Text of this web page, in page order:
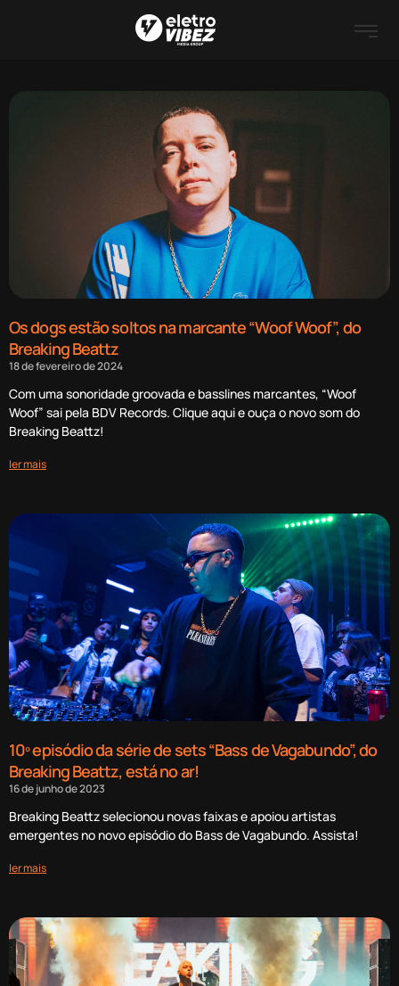
Os dogs estão soltos na marcante “Woof Woof”, do
Breaking Beattz
18 de fevereiro de 2024
Com uma sonoridade groovada e basslines marcantes, “Woof
Woof” sai pela BDV Records. Clique aqui e ouça o novo som do
Breaking Beattz!
ler mais
10º episódio da série de sets “Bass de Vagabundo”, do
Breaking Beattz, está no ar!
16 de junho de 2023
Breaking Beattz selecionou novas faixas e apoiou artistas
emergentes no novo episódio do Bass de Vagabundo. Assista!
ler mais